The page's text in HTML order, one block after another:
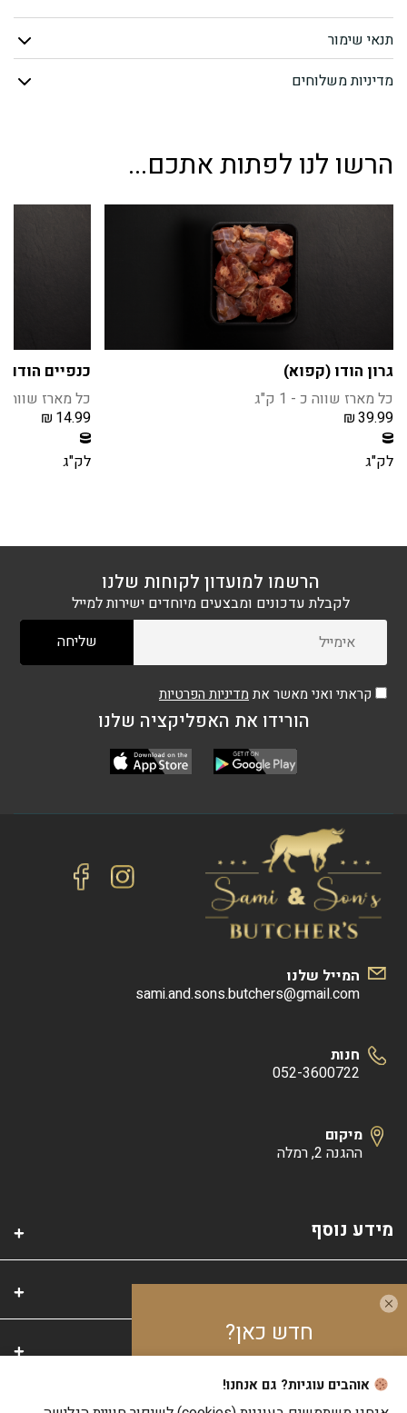
או ארוחה חלבונית למתאמנים.
חזה הודו טרי שהוקפא אצלנו – לשמירה על איכות ועסיסיות
בשר רזה, טעים ובריא – עשיר בחלבון ודל שומן
תנאי שימור
מדיניות משלוחים
הרשו לנו לפתות אתכם...
גרון הודו (קפוא)
כל מארז שווה כ - 1 ק"ג
₪39.99
לק"ג
כנפיים הודו
כל מארז שווה כ -
₪ 14.99
לק"ג
הרשמו למועדון לקוחות שלנו
לקבלת עדכונים ומבצעים מיוחדים ישירות למייל
קראתי ואני מאשר את מדיניות הפרטיות
הורידו את האפליקציה שלנו
המייל שלנו
sami.and.sons.butchers@gmail.com
חנות
052-3600722
מיקום
ההגנה 2, רמלה
מידע נוסף
קטגוריות
אוהבים עוגיות? גם אנחנו!
חדש כאן?
צבור10%בנקודותעל כל קנייה